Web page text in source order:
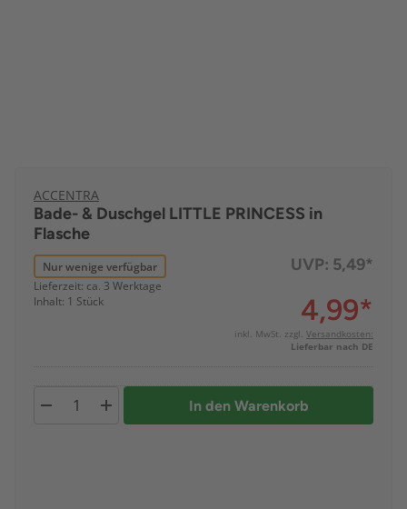
ACCENTRA
Bade- & Duschgel LITTLE PRINCESS in
Flasche
Nur wenige verfügbar
Lieferzeit: ca. 3 Werktage
Inhalt: 1 Stück
UVP: 5,49*
4,99*
inkl. MwSt. zzgl. Versandkosten:
Lieferbar nach DE
In den Warenkorb